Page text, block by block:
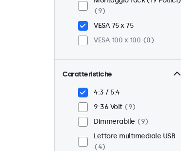
9
VESA 75 x 75
VESA 100 x 100
0
Caratteristiche
4:3 / 5:4
9-36 Volt
9
Dimmerabile
9
Lettore multimediale USB
4